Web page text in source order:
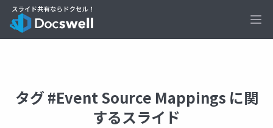
タグ #Event Source Mappings に関
するスライド